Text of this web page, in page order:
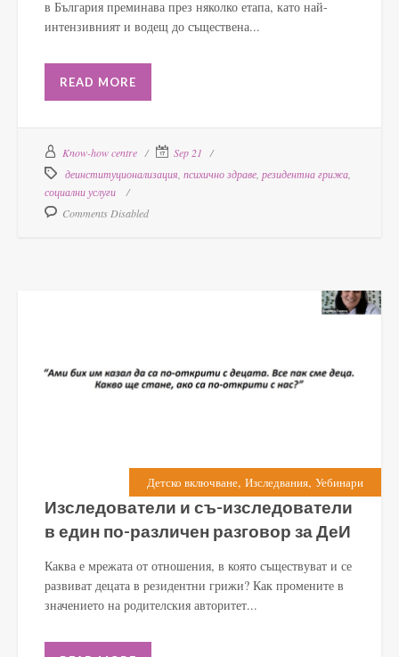
в България преминава през няколко етапа, като най-
интензивният и водещ до съществена...
READ MORE
Know-how centre
Sep 21
деинституционализация психично здраве резидентна грижа
социални услуги
Comments Disabled
Детско включване, Изследвания, Уебинари
Изследователи и съ-изследователи
в един по-различен разговор за ДеИ
Каква е мрежата от отношения, в която съществуват и се
развиват децата в резидентни грижи? Как промените в
значението на родителския авторитет...